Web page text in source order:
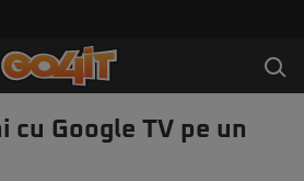
cu Google TV pe un